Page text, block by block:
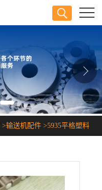
>输送机配件 >5935平格塑料